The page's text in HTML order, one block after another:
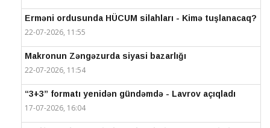
Erməni ordusunda HÜCUM silahları - Kimə tuşlanacaq?
22-07-2026, 11:55
Makronun Zəngəzurda siyasi bazarlığı
22-07-2026, 11:54
“3+3” formatı yenidən gündəmdə - Lavrov açıqladı
17-07-2026, 16:04